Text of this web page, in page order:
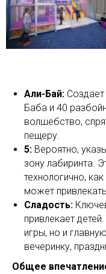
Али-Бай:
Баба и 40
волшебство,
пещеру.
5: Вероятно,
зону лабиринта.
технологично,
может
Сладость:
привлекает
игры, но и
вечеринку,
Общее